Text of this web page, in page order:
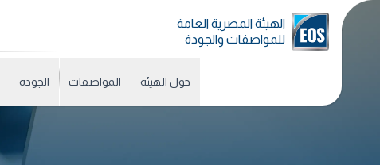
الهيئة المصرية العامة
للمواصفات والجودة
حول الهيئة المواصفات الجودة